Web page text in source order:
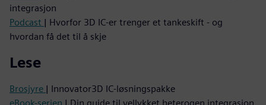
integrasjon
Podcast | Hvorfor 3D IC-er trenger et tankeskift - og
hvordan få det til å skje
Lese
Brosjyre | Innovator3D IC-løsningspakke
eBook-serien | Din guide til vellykket heterogen integrasjon